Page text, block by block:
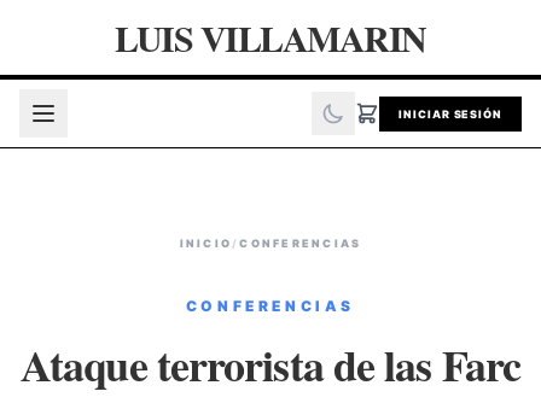
LUIS VILLAMARIN
INICIAR SESIÓN
INICIO /CONFERENCIAS
CONFERENCIAS
Ataque terrorista de las Farc